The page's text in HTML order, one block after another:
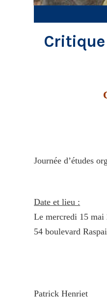
Journée d’études
Date et lieu :
Le mercredi 15 mai
54 boulevard
Patrick Henriet